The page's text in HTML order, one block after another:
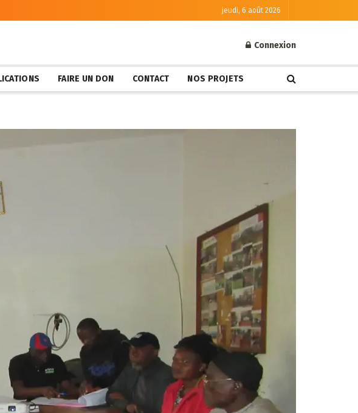
jeudi, 6 août 2026
Connexion
FAIRE UN DON CONTACT NOS PROJETS